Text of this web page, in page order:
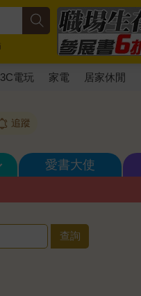
3C電玩 家電 居家休閒
追蹤
愛書大使